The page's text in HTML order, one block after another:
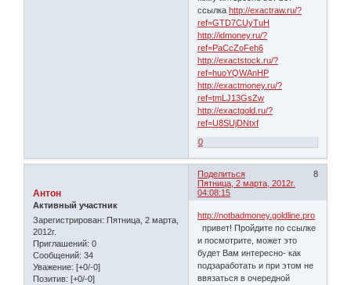
ссылкаhttp://exactraw.ru/?
ref=GTD7CUyTuH
http://idmoney.ru/?
ref=PaCcZoFeh6
http://exactstock.ru/?
ref=huoYQWAnHP
http://exactmoney.ru/?
ref=tmLJ13GsZw
http://exactgold.ru/?
ref=U8SUjDNtxf
0
Поделиться
8
Пятница, 2 марта, 2012г.
04:08:15
Антон
Активный участник
Зарегистрирован: Пятница, 2 марта,
2012г.
Приглашений: 0
Сообщений: 34
Уважение: [+0/-0]
Позитив: [+0/-0]
http://notbadmoney.goldline.pro
привет! Пройдите по ссылке
и посмотрите, может это
будет Вам интересно- как
подзаработать и при этом не
ввязаться в очередной